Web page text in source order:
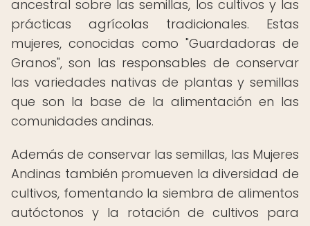
ancestral sobre las semillas, los cultivos y las
prácticas agrícolas tradicionales. Estas
mujeres, conocidas como "Guardadoras de
Granos", son las responsables de conservar
las variedades nativas de plantas y semillas
que son la base de la alimentación en las
comunidades andinas.
Además de conservar las semillas, las Mujeres
Andinas también promueven la diversidad de
cultivos, fomentando la siembra de alimentos
autóctonos y la rotación de cultivos para